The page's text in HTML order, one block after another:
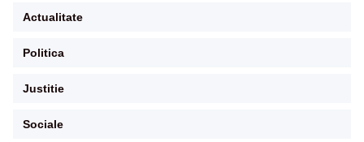
Actualitate
Politica
Justitie
Sociale